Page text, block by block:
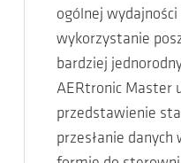
ogólnej
wykorzystanie
bardziej
AERtronic Master
przedstawienie
przesłanie